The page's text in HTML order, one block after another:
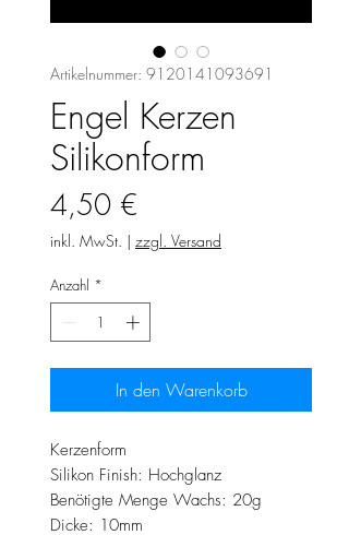
Artikelnummer: 9120141093691
Engel Kerzen
Silikonform
4,50 €
inkl. MwSt. | zzgl. Versand
Anzahl *
In den Warenkorb
Kerzenform
Silikon Finish: Hochglanz
Benötigte Menge Wachs: 20g
Dicke: 10mm